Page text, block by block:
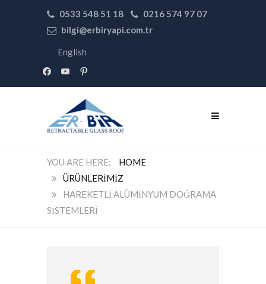
0533 548 51 18
0216 574 97 07
bilgi@erbiryapi.com.tr
English
facebookyoutubepinterest
HOME
ÜRÜNLERIMIZ
HAREKETLI ALÜMINYUM DOĞRAMA
SISTEMLERI